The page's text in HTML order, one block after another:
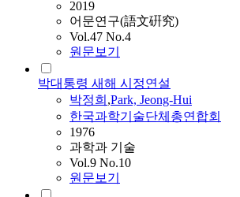
2019
어문연구(語文硏究)
Vol.47 No.4
원문보기
박대통령 새해 시정연설
박정희 ,Park, Jeong-Hui
한국과학기술단체총연합회
1976
과학과 기술
Vol.9 No.10
원문보기